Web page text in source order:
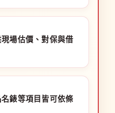
場估價、對保與借
錶等項目皆可依條